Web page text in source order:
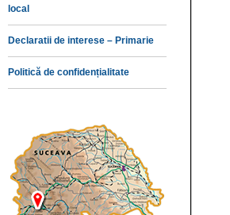
local
Declaratii de interese – Primarie
Politică de confidențialitate